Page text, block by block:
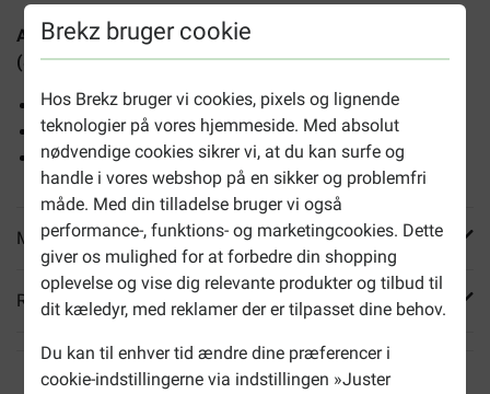
Brekz bruger cookie
Hos Brekz bruger vi cookies, pixels og lignende
teknologier på vores hjemmeside. Med absolut
nødvendige cookies sikrer vi, at du kan surfe og
handle i vores webshop på en sikker og problemfri
måde. Med din tilladelse bruger vi også
performance-, funktions- og marketingcookies. Dette
giver os mulighed for at forbedre din shopping
oplevelse og vise dig relevante produkter og tilbud til
dit kæledyr, med reklamer der er tilpasset dine behov.
Du kan til enhver tid ændre dine præferencer i
cookie-indstillingerne via indstillingen »Juster
Almo Nature Daily Mousse med kanin vådfoder til katte
(85 g)er et vådfoder til voksne katte af høj kvalitet.
Også til katte med foderfølsomhed
Fuld af vitaminer og mineraler
Fri for konserveringsmidler, aroma- og farvestoffer
Mere info
Reviews